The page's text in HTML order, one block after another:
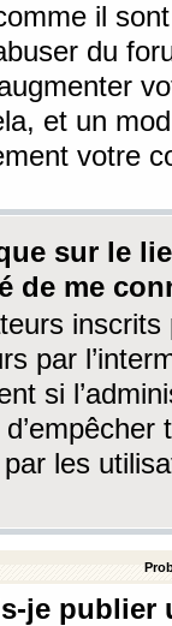
il
du
et un
votre
sur le
de me
par
si
les
je